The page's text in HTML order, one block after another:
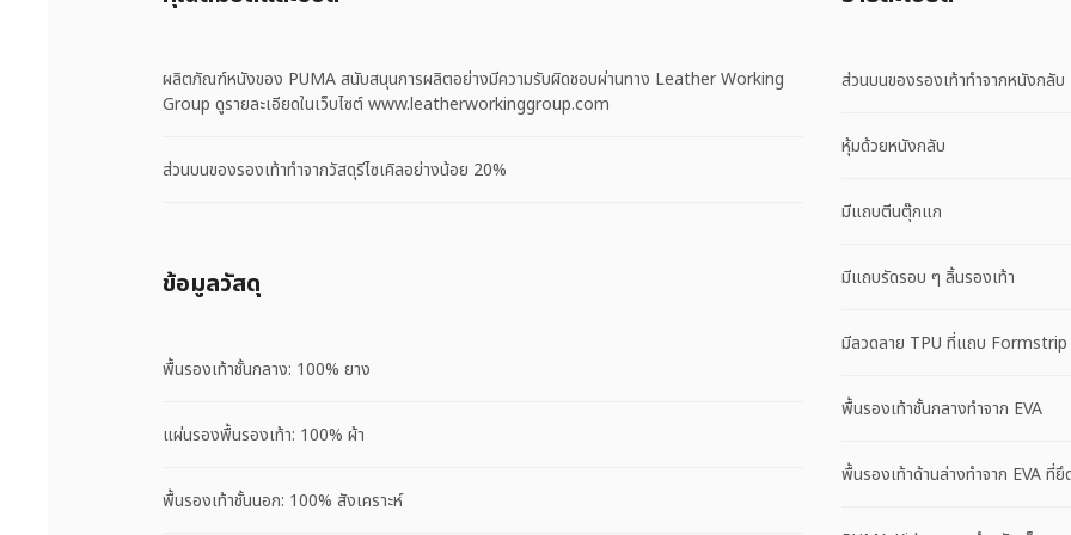
ผลิตภัณฑ์หนังของ PUMA สนับสนุนการผลิตอย่างมีความรับผิดชอบผ่านทาง Leather Working
Group ดูรายละเอียดในเว็บไซต์ www.leatherworkinggroup.com
ส่วนบนของรองเท้าทำจากวัสดุรีไซเคิลอย่างน้อย 20%
ส่วนบนของรองเท้าทำจากหนังกลับ
หุ้มด้วยหนังกลับ
มีแถบตีนตุ๊กแก
มีแถบรัดรอบ ๆ ลิ้นรองเท้า
มีลวดลาย TPU ที่แถบ Formstrip
พื้นรองเท้าชั้นกลางทำจาก EVA
พื้นรองเท้าด้านล่างทำจาก EVA ที่ยึ
ข้อมูลวัสดุ
พื้นรองเท้าชั้นกลาง: 100% ยาง
แผ่นรองพื้นรองเท้า: 100% ผ้า
พื้นรองเท้าชั้นนอก: 100% สังเคราะห์